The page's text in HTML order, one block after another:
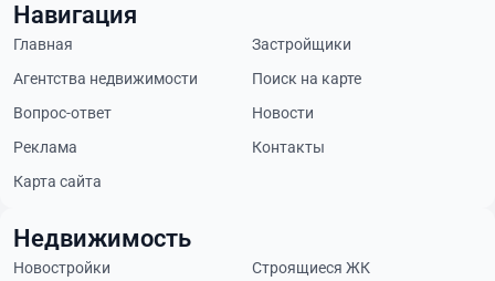
Навигация
Главная
Застройщики
Агентства недвижимости
Поиск на карте
Вопрос-ответ
Новости
Реклама
Контакты
Карта сайта
Недвижимость
Новостройки
Строящиеся ЖК